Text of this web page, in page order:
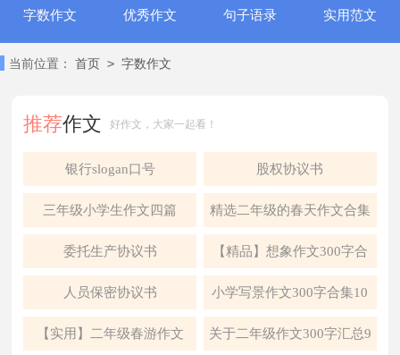
字数作文 优秀作文 句子语录 实用范文
当前位置： 首页 > 字数作文
推荐作文 好作文，大家一起看！
银行slogan口号 股权协议书
三年级小学生作文四篇 精选二年级的春天作文合集
5篇
委托生产协议书 【精品】想象作文300字合
集6篇
人员保密协议书 小学写景作文300字合集10
篇
【实用】二年级春游作文 关于二年级作文300字汇总9